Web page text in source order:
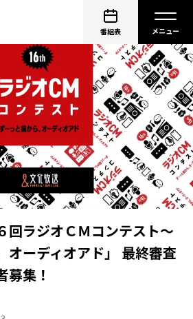
番組表
回ラジオＣＭコンテスト～
オーディオアド」 最終審査
募集！